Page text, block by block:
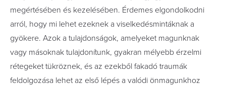
megértésében és kezelésében. Érdemes elgondolkodni
arról, hogy mi lehet ezeknek a viselkedésmintáknak a
gyökere. Azok a tulajdonságok, amelyeket magunknak
vagy másoknak tulajdonítunk, gyakran mélyebb érzelmi
rétegeket tükröznek, és az ezekből fakadó traumák
feldolgozása lehet az első lépés a valódi önmagunkhoz